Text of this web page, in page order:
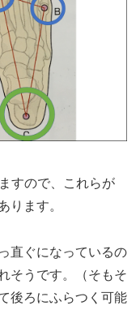
すので、これらが
ります。
直ぐになっているの
そうです。（そもそ
後ろにふらつく可能